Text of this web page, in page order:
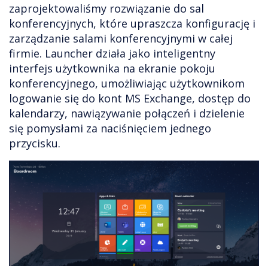
zaprojektowaliśmy rozwiązanie do sal
konferencyjnych, które upraszcza konfigurację i
zarządzanie salami konferencyjnymi w całej
firmie. Launcher działa jako inteligentny
interfejs użytkownika na ekranie pokoju
konferencyjnego, umożliwiając użytkownikom
logowanie się do kont MS Exchange, dostęp do
kalendarzy, nawiązywanie połączeń i dzielenie
się pomysłami za naciśnięciem jednego
przycisku.